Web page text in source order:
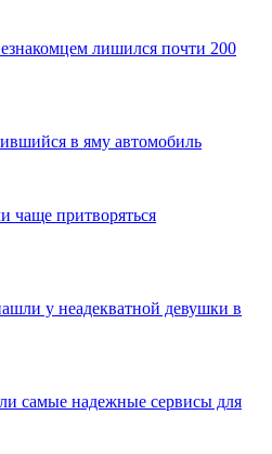
лишился почти 200
в яму автомобиль
чаще притворяться
у неадекватной девушки в
самые надежные сервисы для